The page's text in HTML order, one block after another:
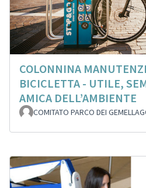
COLONNINA
BICICLETTA - UTILE,
AMICA DELL’AMBIENTE
COMITATO PARCO DEI